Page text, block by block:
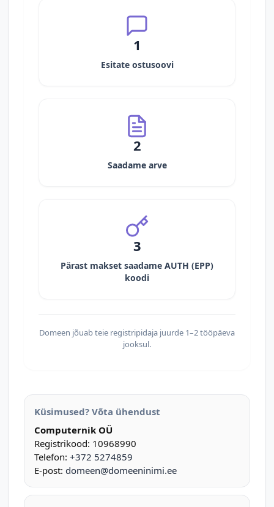
1
Esitate ostusoovi
2
Saadame arve
3
Pärast makset saadame AUTH (EPP)
koodi
Domeen jõuab teie registripidaja juurde 1–2 tööpäeva
jooksul.
Küsimused? Võta ühendust
Computernik OÜ
Registrikood: 10968990
Telefon: +372 5274859
E-post: domeen@domeeninimi.ee